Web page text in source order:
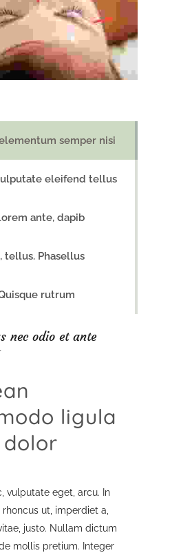
semper nisi
eleifend tellus
ante, dapib
tellus. Phasellus
rutrum
nec odio et ante
ligula
vulputate eget, arcu. In
rhoncus ut, imperdiet a,
justo. Nullam dictum
mollis pretium. Integer